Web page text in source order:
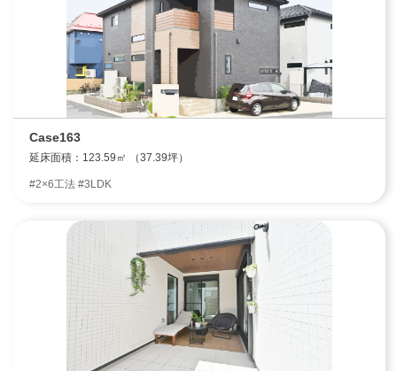
Case163
延床面積：123.59㎡ （37.39坪）
#2×6工法 #3LDK